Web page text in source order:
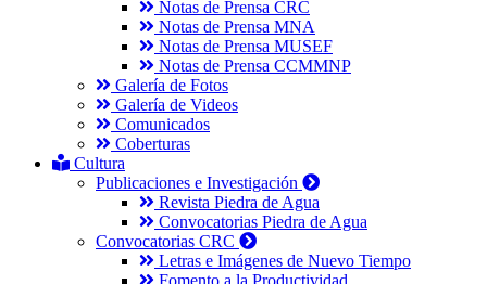
Notas de Prensa CRC
Notas de Prensa MNA
Notas de Prensa MUSEF
Notas de Prensa CCMMNP
Galería de Fotos
Galería de Videos
Comunicados
Coberturas
Cultura
Publicaciones e Investigación
Revista Piedra de Agua
Convocatorias Piedra de Agua
Convocatorias CRC
Letras e Imágenes de Nuevo Tiempo
Fomento a la Productividad